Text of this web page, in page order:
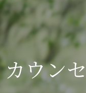
成
成健
成
成
カウン